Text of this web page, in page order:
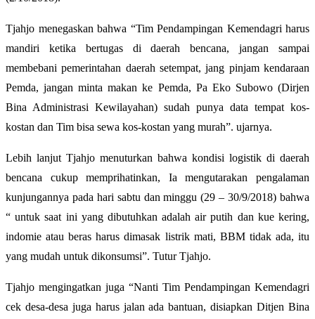
Tjahjo menegaskan bahwa “Tim Pendampingan Kemendagri harus
mandiri ketika bertugas di daerah bencana, jangan sampai
membebani pemerintahan daerah setempat, jang pinjam kendaraan
Pemda, jangan minta makan ke Pemda, Pa Eko Subowo (Dirjen
Bina Administrasi Kewilayahan) sudah punya data tempat kos-
kostan dan Tim bisa sewa kos-kostan yang murah”. ujarnya.
Lebih lanjut Tjahjo menuturkan bahwa kondisi logistik di daerah
bencana cukup memprihatinkan, Ia mengutarakan pengalaman
kunjungannya pada hari sabtu dan minggu (29 – 30/9/2018) bahwa
“ untuk saat ini yang dibutuhkan adalah air putih dan kue kering,
indomie atau beras harus dimasak listrik mati, BBM tidak ada, itu
yang mudah untuk dikonsumsi”. Tutur Tjahjo.
Tjahjo mengingatkan juga “Nanti Tim Pendampingan Kemendagri
cek desa-desa juga harus jalan ada bantuan, disiapkan Ditjen Bina